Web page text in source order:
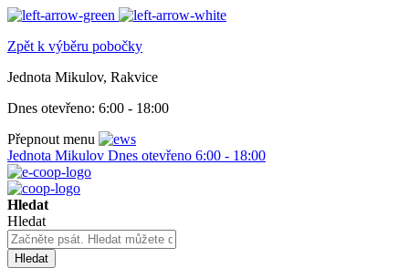
Zpět k výběru pobočky
Jednota Mikulov, Rakvice
Dnes otevřeno: 6:00 - 18:00
Přepnout menu
Jednota Mikulov Dnes otevřeno 6:00 - 18:00
Hledat
Hledat
Hledat